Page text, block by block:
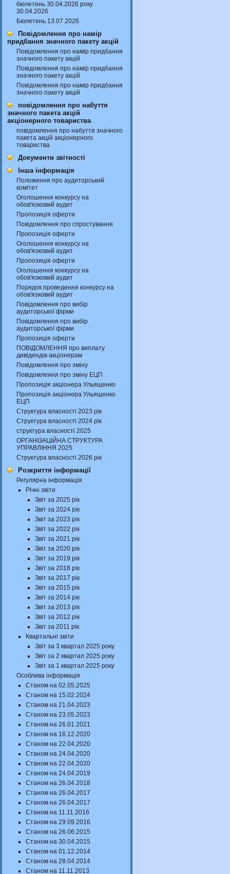
бюлетень 30.04.2026 року
30.04.2026
Бюлетень 13.07.2026
Повідомлення про намір
придбання значного пакету акцій
Повідомлення про намір придбання
значного пакету акцій
Повідомлення про намір придбання
значного пакету акцій
Повідомлення про намір придбання
значного пакету акцій
повідомлення про набуття
значного пакета акцій
акціонерного товариства
повідомлення про набуття значного
пакета акцій акціонерного
товариства
Документи звітності
Інша інформація
Положення про аудиторський
комітет
Оголошення конкурсу на
обов'язковий аудит
Пропозиція оферти
Повідомлення про спростування
Пропозиція оферти
Оголошення конкурсу на
обов'язковий аудит
Пропозиція оферти
Оголошення конкурсу на
обов'язковий аудит
Порядок проведення конкурсу на
обов'язковий аудит
Повідомлення про вибір
аудиторської фірми
Повідомлення про вибір
аудиторської фірми
Пропозиція оферти
ПОВІДОМЛЕННЯ про виплату
дивідендів акціонерам
Повідомлення про зміну
Повідомлення про зміну ЕЦП
Пропозиція акціонера Ульященко
Пропозиція акціонера Ульященко
ЕЦП
Структура власності 2023 рік
Структура власності 2024 рік
структура власності 2025
ОРГАНІЗАЦІЙНА СТРУКТУРА
УПРАВЛІННЯ 2025
Структура власності 2026 рік
Розкриття інформації
Регулярна інформація
Річні звіти
Звіт за 2025 рік
Звіт за 2024 рік
Звіт за 2023 рік
Звіт за 2022 рік
Звіт за 2021 рік
Звіт за 2020 рік
Звіт за 2019 рік
Звіт за 2018 рік
Звіт за 2017 рік
Звіт за 2015 рік
Звіт за 2014 рік
Звіт за 2013 рік
Звіт за 2012 рік
Звіт за 2011 рік
Квартальні звіти
Звіт за 3 квартал 2025 року
Звіт за 2 квартал 2025 року
Звіт за 1 квартал 2025 року
Особлива інформація
Станом на 02.05.2025
Станом на 15.02.2024
Станом на 21.04.2023
Станом на 23.05.2023
Станом на 26.01.2021
Станом на 16.12.2020
Станом на 22.04.2020
Станом на 24.04.2020
Станом на 22.04.2020
Станом на 24.04.2019
Станом на 26.04.2018
Станом на 26.04.2017
Станом на 26.04.2017
Станом на 11.11.2016
Станом на 29.09.2016
Станом на 26.06.2015
Станом на 30.04.2015
Станом на 01.12.2014
Станом на 28.04.2014
Станом на 11.11.2013